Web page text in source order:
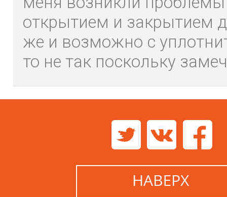
открытием и закрытием
же и возможно с
то не так поскольку